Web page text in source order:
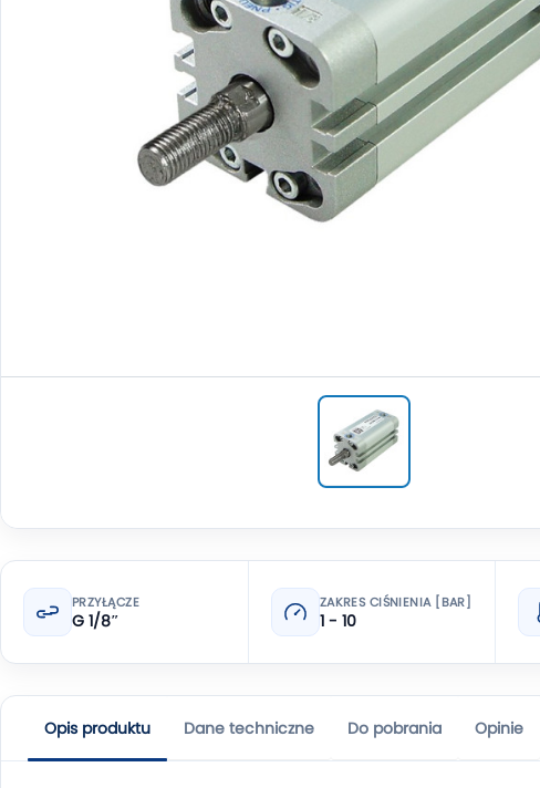
PRZYŁĄCZE
G 1/8″
ZAKRES CIŚNIENIA [BAR]
1 - 10
Opis produktu Dane techniczne Do pobrania Opinie